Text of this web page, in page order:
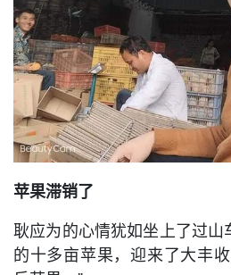
苹果滞销了
耿应为的心情犹如坐上了过
的十多亩苹果，迎来了大丰